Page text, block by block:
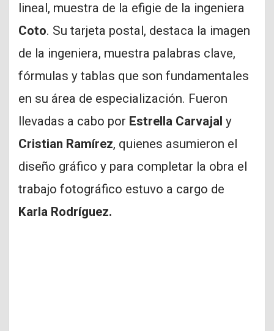
lineal, muestra de la efigie de la ingeniera
Coto. Su tarjeta postal, destaca la imagen
de la ingeniera, muestra palabras clave,
fórmulas y tablas que son fundamentales
en su área de especialización. Fueron
llevadas a cabo por Estrella Carvajal y
Cristian Ramírez, quienes asumieron el
diseño gráfico y para completar la obra el
trabajo fotográfico estuvo a cargo de
Karla Rodríguez.